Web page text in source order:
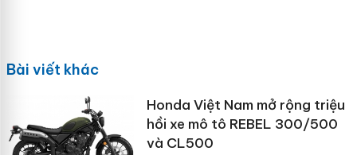
Bài viết khác
Honda Việt Nam mở rộng triệu
hồi xe mô tô REBEL 300/500
và CL500